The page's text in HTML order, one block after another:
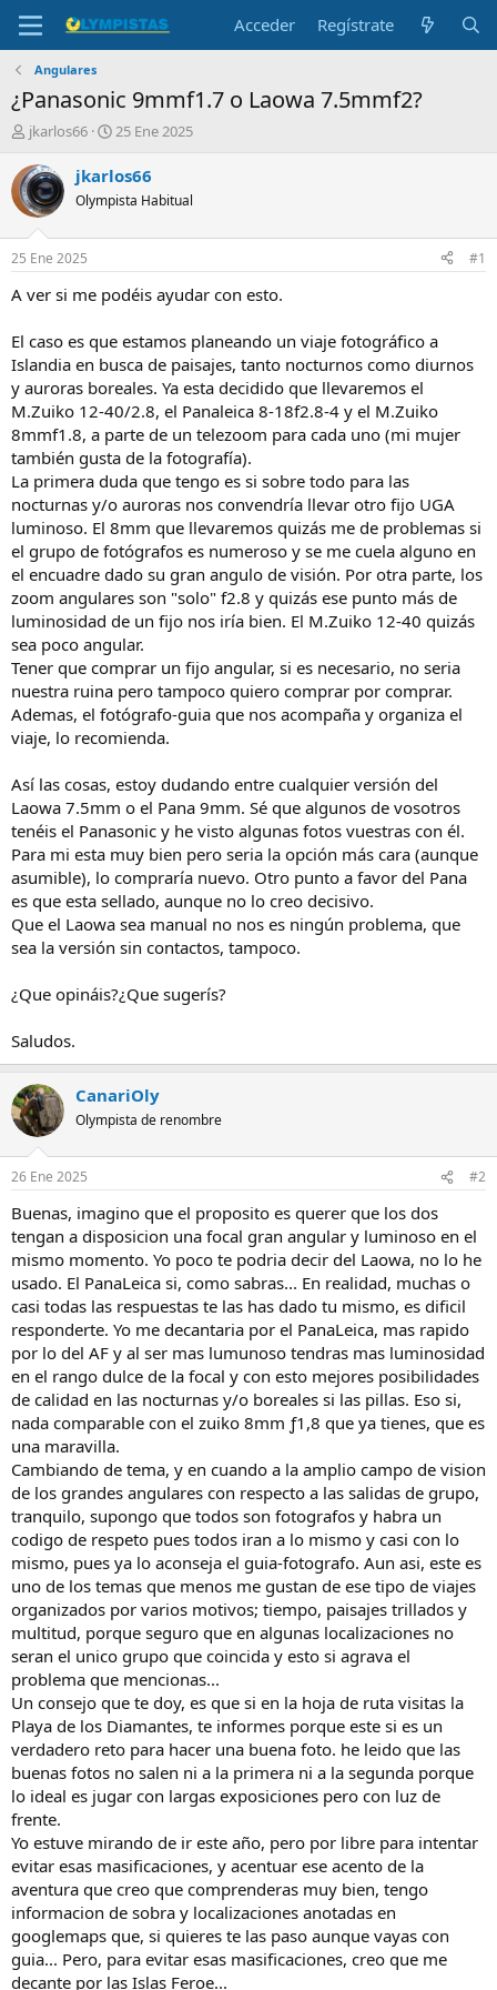
Acceder Regístrate
Angulares
¿Panasonic 9mmf1.7 o Laowa 7.5mmf2?
I
i
c
i
a
d
o
r
l
t
e
m
a
jkarlos66
F
c
h
a
i
n
i
o
25 Ene 2025
jkarlos66
Olympista Habitual
25 Ene 2025 #1
A ver si me podéis ayudar con esto.
El caso es que estamos planeando un viaje fotográfico a
Islandia en busca de paisajes, tanto nocturnos como diurnos
y auroras boreales. Ya esta decidido que llevaremos el
M.Zuiko 12-40/2.8, el Panaleica 8-18f2.8-4 y el M.Zuiko
8mmf1.8, a parte de un telezoom para cada uno (mi mujer
también gusta de la fotografía).
La primera duda que tengo es si sobre todo para las
nocturnas y/o auroras nos convendría llevar otro fijo UGA
luminoso. El 8mm que llevaremos quizás me de problemas si
el grupo de fotógrafos es numeroso y se me cuela alguno en
el encuadre dado su gran angulo de visión. Por otra parte, los
zoom angulares son "solo" f2.8 y quizás ese punto más de
luminosidad de un fijo nos iría bien. El M.Zuiko 12-40 quizás
sea poco angular.
Tener que comprar un fijo angular, si es necesario, no seria
nuestra ruina pero tampoco quiero comprar por comprar.
Ademas, el fotógrafo-guia que nos acompaña y organiza el
viaje, lo recomienda.
Así las cosas, estoy dudando entre cualquier versión del
Laowa 7.5mm o el Pana 9mm. Sé que algunos de vosotros
tenéis el Panasonic y he visto algunas fotos vuestras con él.
Para mi esta muy bien pero seria la opción más cara (aunque
asumible), lo compraría nuevo. Otro punto a favor del Pana
es que esta sellado, aunque no lo creo decisivo.
Que el Laowa sea manual no nos es ningún problema, que
sea la versión sin contactos, tampoco.
¿Que opináis?¿Que sugerís?
Saludos.
CanariOly
Olympista de renombre
26 Ene 2025 #2
Buenas, imagino que el proposito es querer que los dos
tengan a disposicion una focal gran angular y luminoso en el
mismo momento. Yo poco te podria decir del Laowa, no lo he
usado. El PanaLeica si, como sabras... En realidad, muchas o
casi todas las respuestas te las has dado tu mismo, es dificil
responderte. Yo me decantaria por el PanaLeica, mas rapido
por lo del AF y al ser mas lumunoso tendras mas luminosidad
en el rango dulce de la focal y con esto mejores posibilidades
de calidad en las nocturnas y/o boreales si las pillas. Eso si,
nada comparable con el zuiko 8mm ƒ1,8 que ya tienes, que es
una maravilla.
Cambiando de tema, y en cuando a la amplio campo de vision
de los grandes angulares con respecto a las salidas de grupo,
tranquilo, supongo que todos son fotografos y habra un
codigo de respeto pues todos iran a lo mismo y casi con lo
mismo, pues ya lo aconseja el guia-fotografo. Aun asi, este es
uno de los temas que menos me gustan de ese tipo de viajes
organizados por varios motivos; tiempo, paisajes trillados y
multitud, porque seguro que en algunas localizaciones no
seran el unico grupo que coincida y esto si agrava el
problema que mencionas...
Un consejo que te doy, es que si en la hoja de ruta visitas la
Playa de los Diamantes, te informes porque este si es un
verdadero reto para hacer una buena foto. he leido que las
buenas fotos no salen ni a la primera ni a la segunda porque
lo ideal es jugar con largas exposiciones pero con luz de
frente.
Yo estuve mirando de ir este año, pero por libre para intentar
evitar esas masificaciones, y acentuar ese acento de la
aventura que creo que comprenderas muy bien, tengo
informacion de sobra y localizaciones anotadas en
googlemaps que, si quieres te las paso aunque vayas con
guia... Pero, para evitar esas masificaciones, creo que me
decante por las Islas Feroe...